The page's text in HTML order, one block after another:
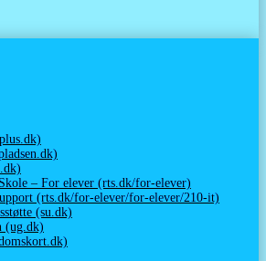
– For elever (rts.dk/for-elever)
(rts.dk/for-elever/for-elever/210-it)
(su.dk)
(ug.dk)